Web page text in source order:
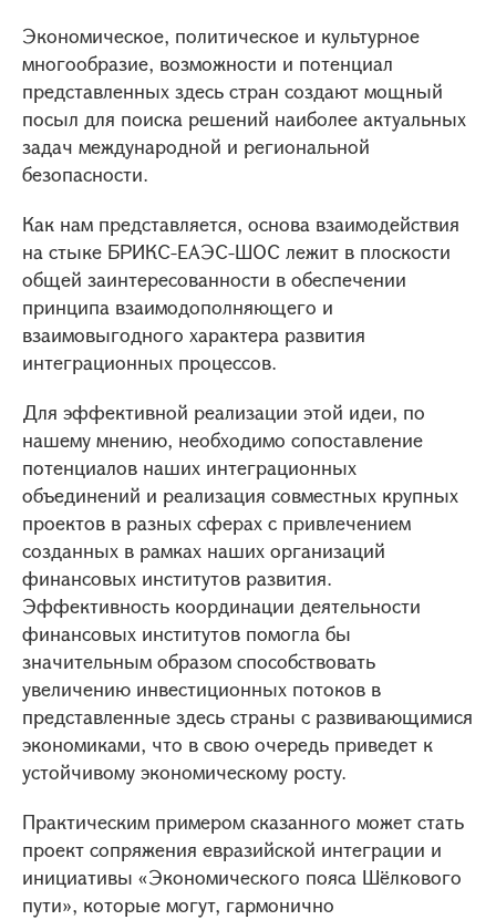
Экономическое, политическое и культурное
многообразие, возможности и потенциал
представленных здесь стран создают мощный
посыл для поиска решений наиболее актуальных
задач международной и региональной
безопасности.
Как нам представляется, основа взаимодействия
на стыке БРИКС-ЕАЭС-ШОС лежит в плоскости
общей заинтересованности в обеспечении
принципа взаимодополняющего и
взаимовыгодного характера развития
интеграционных процессов.
Для эффективной реализации этой идеи, по
нашему мнению, необходимо сопоставление
потенциалов наших интеграционных
объединений и реализация совместных крупных
проектов в разных сферах с привлечением
созданных в рамках наших организаций
финансовых институтов развития.
Эффективность координации деятельности
финансовых институтов помогла бы
значительным образом способствовать
увеличению инвестиционных потоков в
представленные здесь страны с развивающимися
экономиками, что в свою очередь приведет к
устойчивому экономическому росту.
Практическим примером сказанного может стать
проект сопряжения евразийской интеграции и
инициативы «Экономического пояса Шёлкового
пути», которые могут, гармонично